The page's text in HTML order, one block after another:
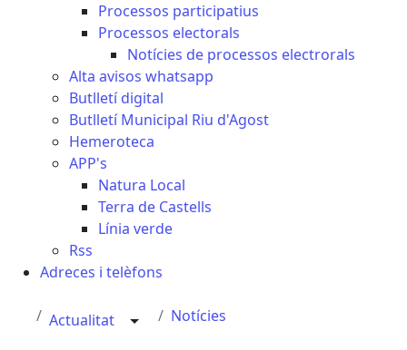
Processos participatius
Processos electorals
Notícies de processos electrorals
Alta avisos whatsapp
Butlletí digital
Butlletí Municipal Riu d'Agost
Hemeroteca
APP's
Natura Local
Terra de Castells
Línia verde
Rss
Adreces i telèfons
Actualitat Notícies